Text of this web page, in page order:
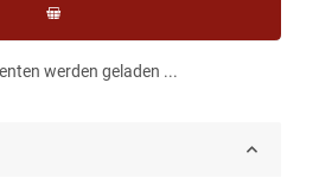
werden geladen ...